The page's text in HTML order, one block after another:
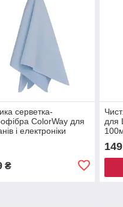
серветка-
ColorWay для
і електроніки
₴
для
149